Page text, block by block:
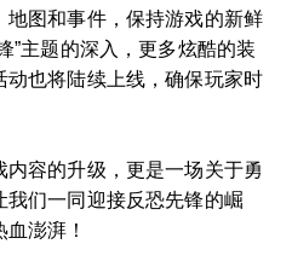
地图和事件，保持游戏的新鲜
”主题的深入，更多炫酷的装
也将陆续上线，确保玩家时
容的升级，更是一场关于勇
们一同迎接反恐先锋的崛
澎湃！